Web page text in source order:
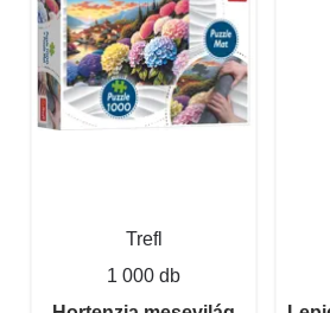
Trefl
1 000 db